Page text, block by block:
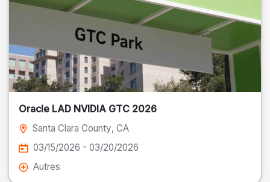
Oracle LAD NVIDIA GTC 2026
Santa Clara County, CA
03/15/2026 - 03/20/2026
Autres